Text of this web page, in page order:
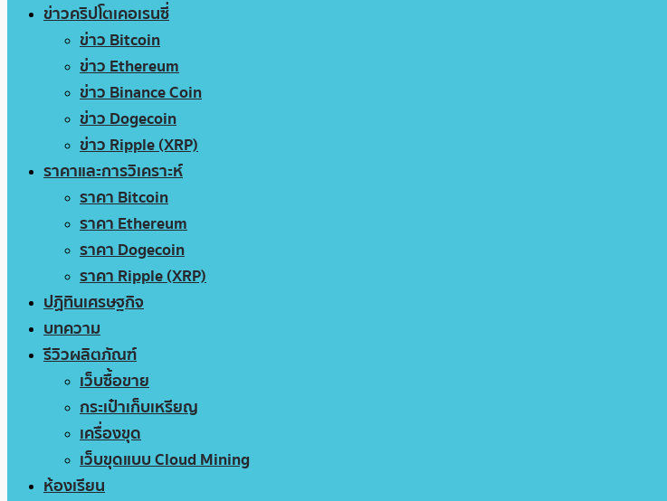
ข่าวคริปโตเคอเรนซี่
ข่าว Bitcoin
ข่าว Ethereum
ข่าว Binance Coin
ข่าว Dogecoin
ข่าว Ripple (XRP)
ราคาและการวิเคราะห์
ราคา Bitcoin
ราคา Ethereum
ราคา Dogecoin
ราคา Ripple (XRP)
ปฏิทินเศรษฐกิจ
บทความ
รีวิวผลิตภัณฑ์
เว็บซื้อขาย
กระเป๋าเก็บเหรียญ
เครื่องขุด
เว็บขุดแบบ Cloud Mining
ห้องเรียน